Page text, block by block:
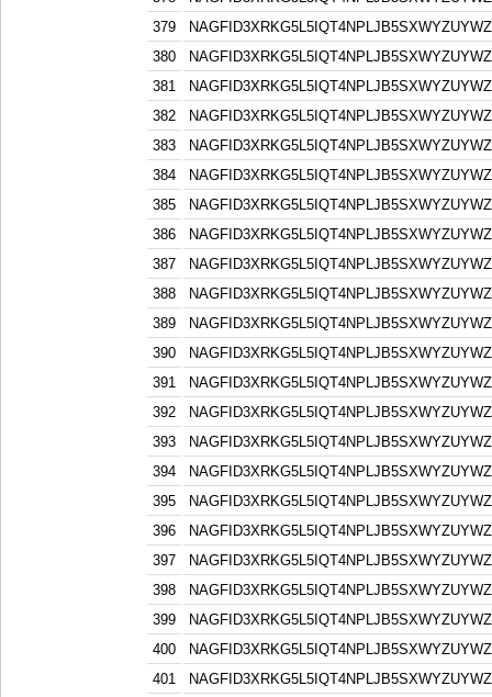
379
380
381
382
383
384
385
386
387
388
389
390
391
392
393
394
395
396
397
398
399
400
401